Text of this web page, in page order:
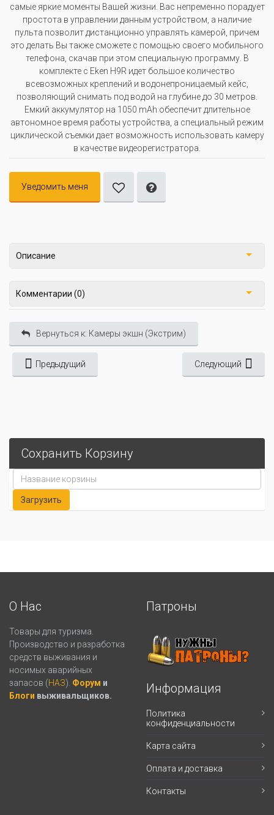
самые яркие моменты Вашей жизни. Вас непременно порадует
простота в управлении данным устройством, а наличие
пульта позволит дистанционно управлять камерой, причем
это делать Вы также сможете с помощью своего мобильного
телефона, скачав при этом специальную программу. В
комплекте с Eken H9R идет большое количество
всевозможных креплений и водонепроницаемый кейс,
позволяющий снимать под водой на глубине до 30 метров.
Емкий аккумулятор на 1050 mAh обеспечит длительное
автономное время работы устройства, а специальный режим
циклической съемки дает возможность использовать камеру
в качестве видеорегистратора.
Уведомить меня
Описание
Комментарии (0)
Вернуться к: Камеры экшн (Экстрим)
Предыдущий Следующий
Сохранить Корзину
О Нас
Товары для туризма.
Производство и разработка
средств выживания и
носимых аварийных
запасов (НАЗ). Форум и
Блоги выживальщиков.
Патроны
Информация
Политика
конфиденциальности
Карта сайта
Оплата и доставка
Контакты